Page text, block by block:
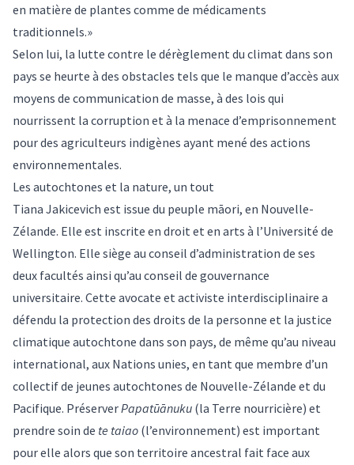
en matière de plantes comme de médicaments
traditionnels.»
Selon lui, la lutte contre le dérèglement du climat dans son
pays se heurte à des obstacles tels que le manque d’accès aux
moyens de communication de masse, à des lois qui
nourrissent la corruption et à la menace d’emprisonnement
pour des agriculteurs indigènes ayant mené des actions
environnementales.
Les autochtones et la nature, un tout
Tiana Jakicevich est issue du peuple māori, en Nouvelle-
Zélande. Elle est inscrite en droit et en arts à l’Université de
Wellington. Elle siège au conseil d’administration de ses
deux facultés ainsi qu’au conseil de gouvernance
universitaire. Cette avocate et activiste interdisciplinaire a
défendu la protection des droits de la personne et la justice
climatique autochtone dans son pays, de même qu’au niveau
international, aux Nations unies, en tant que membre d’un
collectif de jeunes autochtones de Nouvelle-Zélande et du
Pacifique. PréserverPapatūānuku (la Terre nourricière) et
prendre soin de te taiao (l’environnement) est important
pour elle alors que son territoire ancestral fait face aux